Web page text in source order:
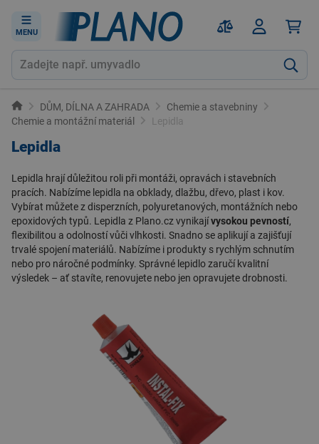
MENU
DŮM, DÍLNA A ZAHRADA
Chemie a stavebniny
Chemie a montážní materiál
Lepidla
Lepidla
Lepidla hrají důležitou roli při montáži, opravách i stavebních
pracích. Nabízíme lepidla na obklady, dlažbu, dřevo, plast i kov.
Vybírat můžete z disperzních, polyuretanových, montážních nebo
epoxidových typů. Lepidla z Plano.czvynikajívysokou pevností,
flexibilitou a odolností vůči vlhkosti. Snadno se aplikují a zajišťují
trvalé spojení materiálů. Nabízíme i produkty s rychlým schnutím
nebo pro náročné podmínky. Správné lepidlo zaručí kvalitní
výsledek – ať stavíte, renovujete nebo jen opravujete drobnosti.